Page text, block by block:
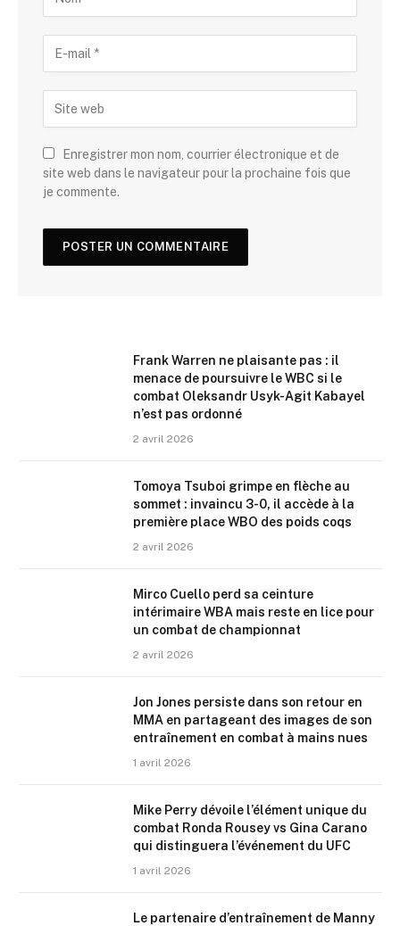
Enregistrer mon nom, courrier électronique et de
site web dans le navigateur pour la prochaine fois que
je commente.
Frank Warren ne plaisante pas : il
menace de poursuivre le WBC si le
combat Oleksandr Usyk-Agit Kabayel
n’est pas ordonné
2 avril 2026
Tomoya Tsuboi grimpe en flèche au
sommet : invaincu 3-0, il accède à la
première place WBO des poids coqs
2 avril 2026
Mirco Cuello perd sa ceinture
intérimaire WBA mais reste en lice pour
un combat de championnat
2 avril 2026
Jon Jones persiste dans son retour en
MMA en partageant des images de son
entraînement en combat à mains nues
1 avril 2026
Mike Perry dévoile l’élément unique du
combat Ronda Rousey vs Gina Carano
qui distinguera l’événement du UFC
1 avril 2026
Le partenaire d’entraînement de Manny